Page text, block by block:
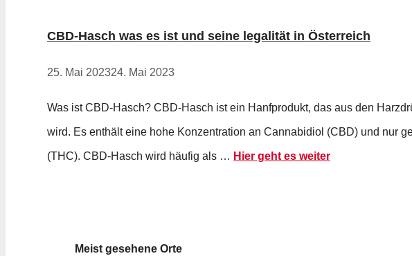
CBD-Hasch was es ist und seine legalität in Österreich
25. Mai 202324. Mai 2023
Was ist CBD-Hasch? CBD-Hasch ist ein Hanfprodukt, das aus den
wird. Es enthält eine hohe Konzentration an Cannabidiol (CBD) und nur
(THC). CBD-Hasch wird häufig als … Hier geht es weiter
Meist gesehene Orte